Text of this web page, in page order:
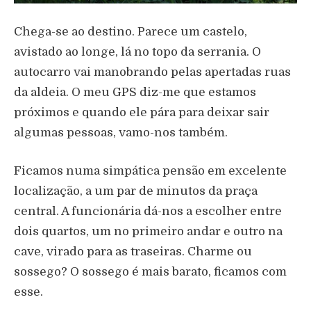
Chega-se ao destino. Parece um castelo,
avistado ao longe, lá no topo da serrania. O
autocarro vai manobrando pelas apertadas ruas
da aldeia. O meu GPS diz-me que estamos
próximos e quando ele pára para deixar sair
algumas pessoas, vamo-nos também.
Ficamos numa simpática pensão em excelente
localização, a um par de minutos da praça
central. A funcionária dá-nos a escolher entre
dois quartos, um no primeiro andar e outro na
cave, virado para as traseiras. Charme ou
sossego? O sossego é mais barato, ficamos com
esse.